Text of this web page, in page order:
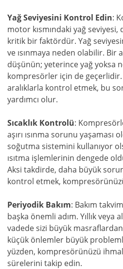
Yağ Seviyesini Kontrol Edin:
motor kısmındaki yağ seviyesi,
kritik bir faktördür. Yağ
ve ısınmaya neden olabilir. Bir
düşünün; yeterince yağ yoksa
kompresörler için de
aralıklarla kontrol etmek, bu
yardımcı olur.
Sıcaklık Kontrolü:
aşırı ısınma sorunu yaşaması
soğutma sistemini kullanıyor
ısıtma işlemlerinin dengede
Aksi takdirde, daha büyük
kontrol etmek,
Periyodik Bakım: Bakım
başka önemli adım. Yıllık veya
vadede sizi büyük
küçük önlemler büyük
yüzden, kompresörünüzü
sürelerini takip edin.